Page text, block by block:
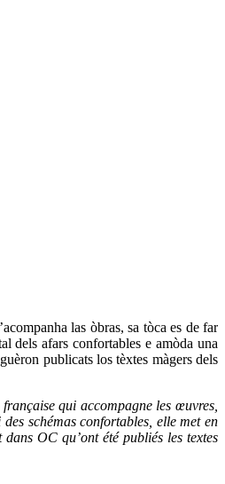
las òbras, sa tòca es de far
dels afars confortables e amòda una
publicats los tèxtes màgers dels
qui accompagne les œuvres,
schémas confortables, elle met en
OC qu’ont été publiés les textes